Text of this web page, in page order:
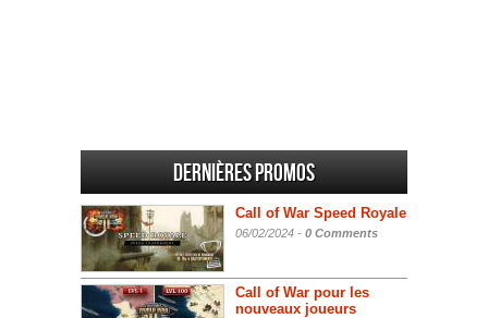
Dernières promos
Call of War Speed Royale
06/02/2024 - 0 Comments
Call of War pour les
nouveaux joueurs